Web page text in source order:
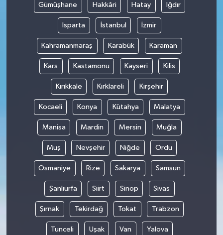
Gümüşhane Hakkâri Hatay Iğdır
Isparta İstanbul İzmir
Kahramanmaraş Karabük Karaman
Kars Kastamonu Kayseri Kilis
Kırıkkale Kırklareli Kırşehir
Kocaeli Konya Kütahya Malatya
Manisa Mardin Mersin Muğla
Muş Nevşehir Niğde Ordu
Osmaniye Rize Sakarya Samsun
Şanlıurfa Siirt Sinop Sivas
Şırnak Tekirdağ Tokat Trabzon
Tunceli Uşak Van Yalova